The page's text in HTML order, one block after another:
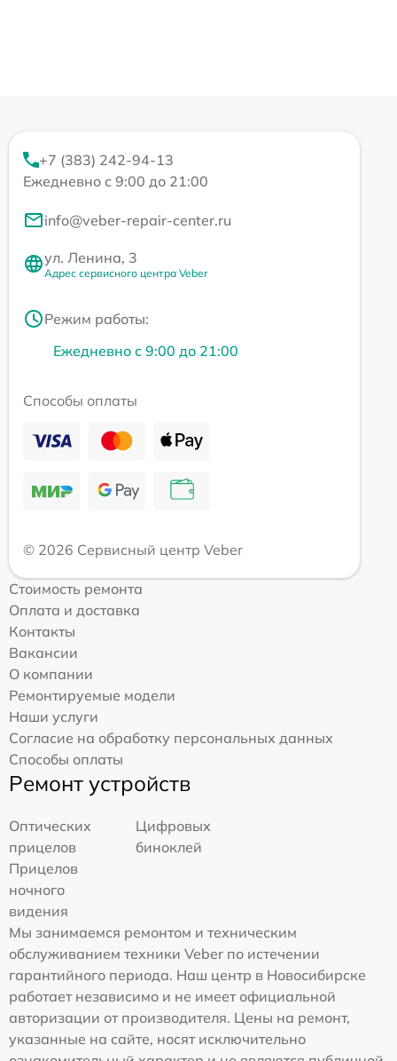
+7 (383) 242-94-13
Ежедневно с 9:00 до 21:00
info@veber-repair-center.ru
ул. Ленина, 3
Адрес сервисного центра Veber
Режим работы:
Ежедневно с 9:00 до 21:00
Способы оплаты
© 2026 Сервисный центр Veber
Стоимость ремонта
Оплата и доставка
Контакты
Вакансии
О компании
Ремонтируемые модели
Наши услуги
Согласие на обработку персональных данных
Способы оплаты
Ремонт устройств
Оптических
прицелов
Цифровых
биноклей
Прицелов
ночного
видения
Мы занимаемся ремонтом и техническим
обслуживанием техники Veber по истечении
гарантийного периода. Наш центр в Новосибирске
работает независимо и не имеет официальной
авторизации от производителя. Цены на ремонт,
указанные на сайте, носят исключительно